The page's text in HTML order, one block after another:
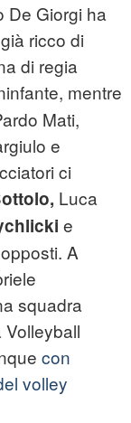
De Giorgi ha
ricco di
di regia
mentre
Mati,
e
ci
Luca
e
A
squadra
con
volley